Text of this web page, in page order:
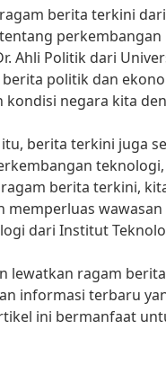
berita terkini
Ahli Politik dari
politik dan
kondisi negara kita
itu, berita terkini juga
berita terkini,
memperluas
dari Institut
lewatkan ragam
informasi terbaru
ini bermanfaat